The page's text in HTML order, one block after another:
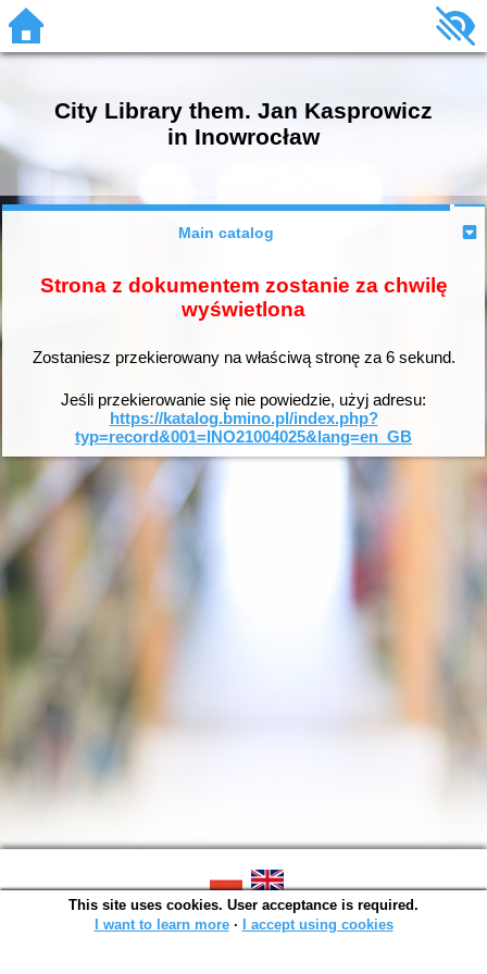
City Library them. Jan Kasprowicz
in Inowrocław
Main catalog
Strona z dokumentem zostanie za chwilę
wyświetlona
Zostaniesz przekierowany na właściwą stronę za 6sekund.
Jeśli przekierowanie się nie powiedzie, użyj adresu:
https://katalog.bmino.pl/index.php?
typ=record&001=INO21004025&lang=en_GB
SOWA OPAC v. 6.11.10 (2026-07-24)
Generated in 0,0023 s.
This site uses cookies. User acceptance is required.
I want to learn more∙ I accept using cookies